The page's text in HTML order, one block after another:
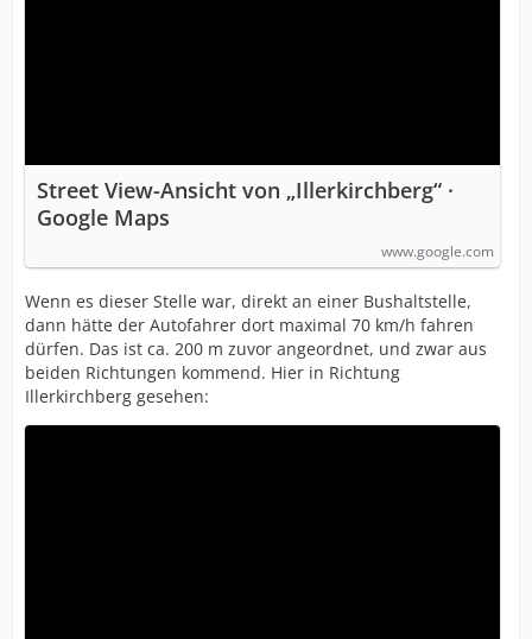
Street View-Ansicht von „Illerkirchberg“ ·
Google Maps
www.google.com
Wenn es dieser Stelle war, direkt an einer Bushaltstelle,
dann hätte der Autofahrer dort maximal 70 km/h fahren
dürfen. Das ist ca. 200 m zuvor angeordnet, und zwar aus
beiden Richtungen kommend. Hier in Richtung
Illerkirchberg gesehen: